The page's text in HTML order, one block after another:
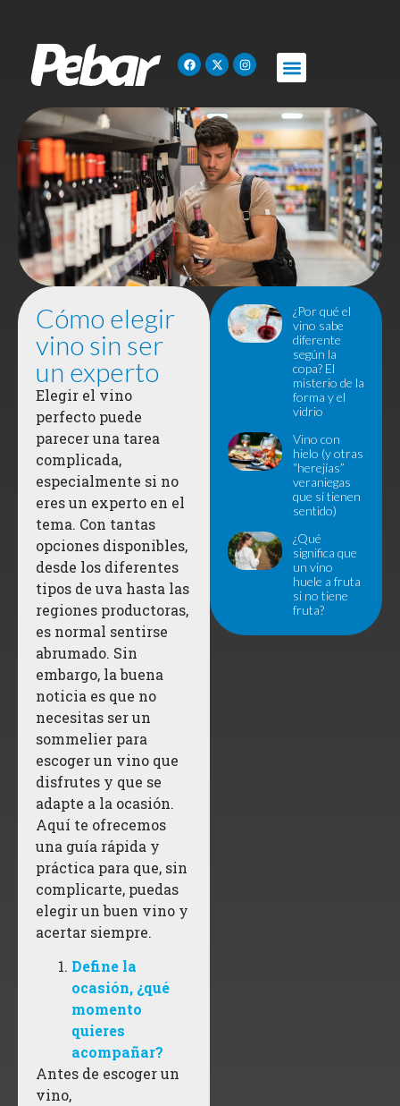
Cómo elegir
vino sin ser
un experto
Elegir el vino
perfecto puede
parecer una tarea
complicada,
especialmente si no
eres un experto en el
tema. Con tantas
opciones disponibles,
desde los diferentes
tipos de uva hasta las
regiones productoras,
es normal sentirse
abrumado. Sin
embargo, la buena
noticia es que no
necesitas ser un
sommelier para
escoger un vino que
disfrutes y que se
adapte a la ocasión.
Aquí te ofrecemos
una guía rápida y
práctica para que, sin
complicarte, puedas
elegir un buen vino y
acertar siempre.
Define la
ocasión, ¿qué
momento
quieres
acompañar?
Antes de escoger un
vino,
¿Por qué el
vino sabe
diferente
según la
copa? El
misterio de la
forma y el
vidrio
Vino con
hielo (y otras
“herejías”
veraniegas
que sí tienen
sentido)
¿Qué
significa que
un vino
huele a fruta
si no tiene
fruta?